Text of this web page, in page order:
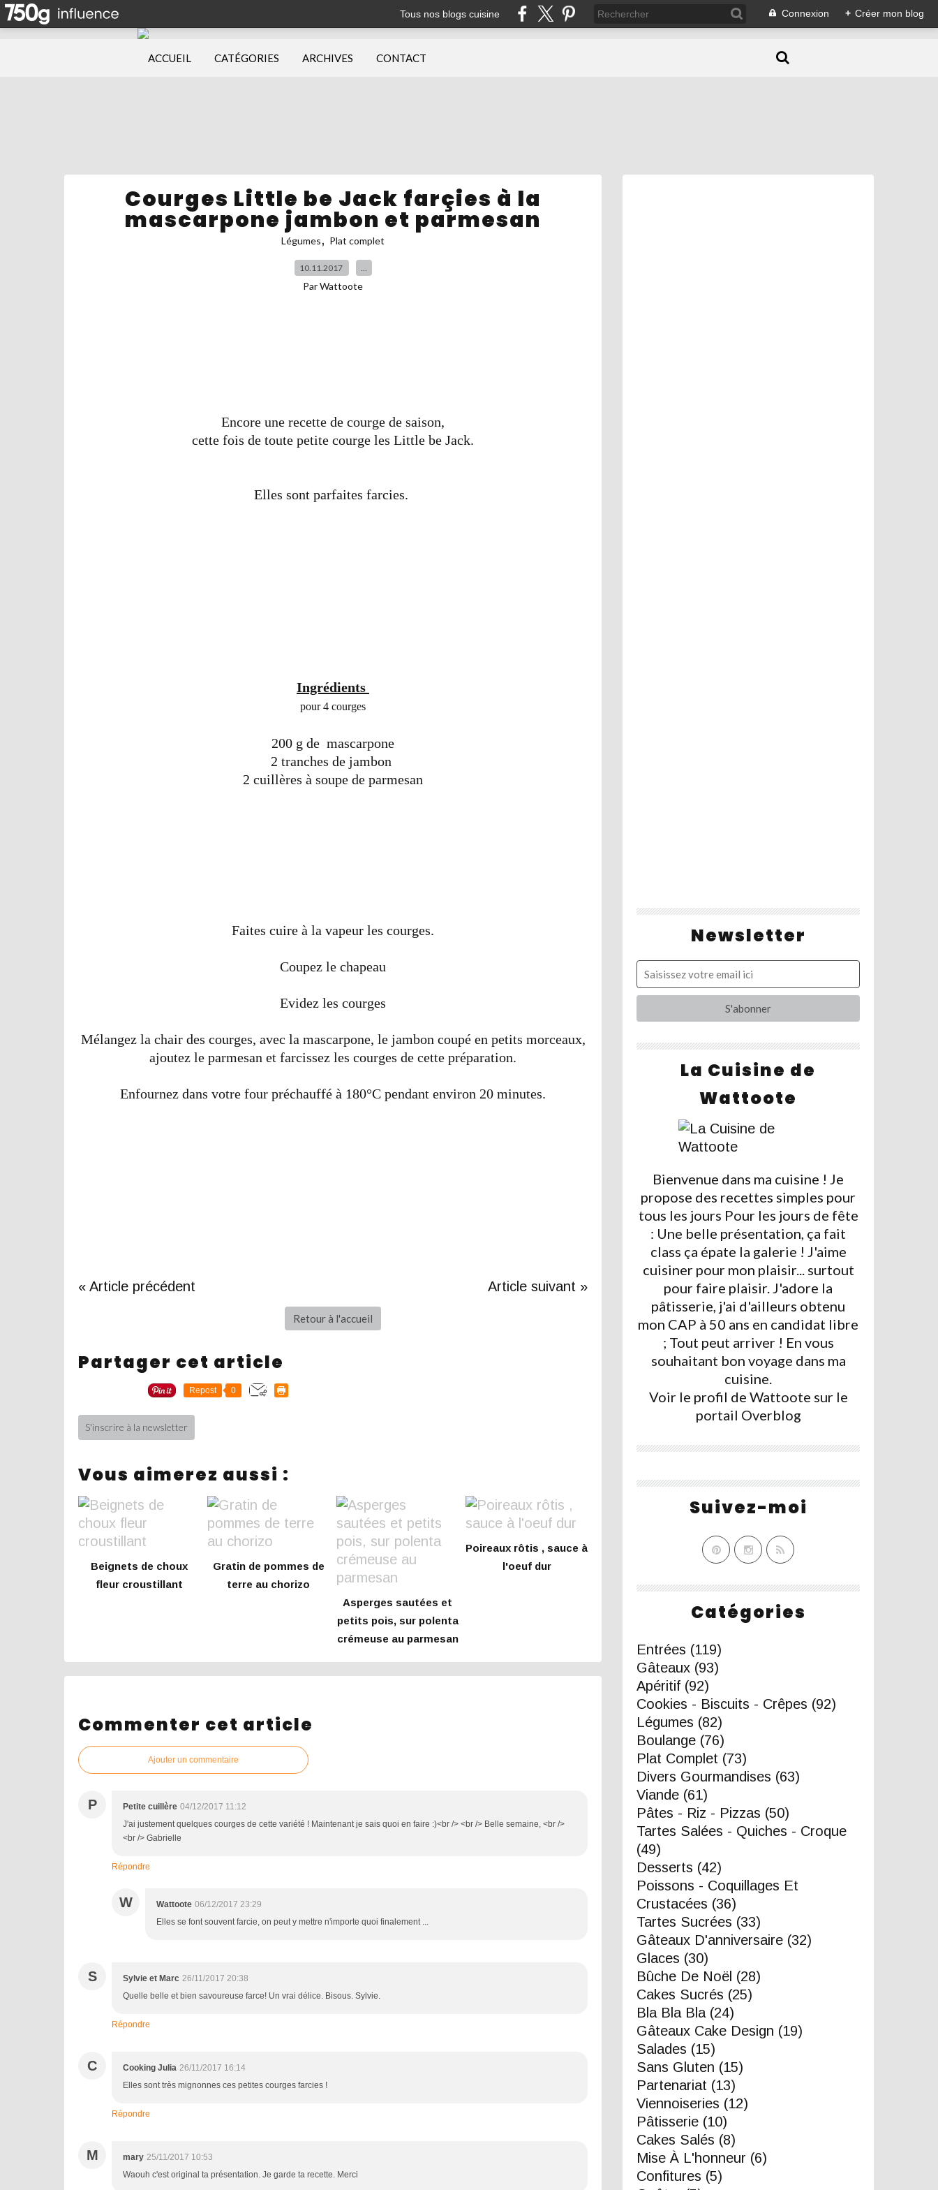
Tous nos blogs cuisine Connexion + Créer mon blog
ACCUEIL CATÉGORIES ARCHIVES CONTACT
Courges Little be Jack farçies à la
mascarpone jambon et parmesan
Légumes, Plat complet
10.11.2017 …
Par Wattoote
Encore une recette de courge de saison,
cette fois de toute petite courge les Little be Jack.
Elles sont parfaites farcies.
Ingrédients
pour 4 courges
200 g de mascarpone
2 tranches de jambon
2 cuillères à soupe de parmesan
Faites cuire à la vapeur les courges.
Coupez le chapeau
Evidez les courges
Mélangez la chair des courges, avec la mascarpone, le jambon coupé en petits morceaux,
ajoutez le parmesan et farcissez les courges de cette préparation.
Enfournez dans votre four préchauffé à 180°C pendant environ 20 minutes.
« Article précédent Article suivant »
Retour à l'accueil
Partager cet article
Repost 0
S'inscrire à la newsletter
Vous aimerez aussi :
Beignets de choux
fleur croustillant
Gratin de pommes de
terre au chorizo
Asperges sautées et
petits pois, sur polenta
crémeuse au parmesan
Poireaux rôtis , sauce à
l'oeuf dur
Commenter cet article
Ajouter un commentaire
P Petite cuillère 04/12/2017 11:12
J'ai justement quelques courges de cette variété ! Maintenant je sais quoi en faire :)<br /> <br /> Belle semaine, <br />
<br /> Gabrielle
Répondre
W Wattoote 06/12/2017 23:29
Elles se font souvent farcie, on peut y mettre n'importe quoi finalement ...
S Sylvie et Marc 26/11/2017 20:38
Quelle belle et bien savoureuse farce! Un vrai délice. Bisous. Sylvie.
Répondre
C Cooking Julia 26/11/2017 16:14
Elles sont très mignonnes ces petites courges farcies !
Répondre
M mary 25/11/2017 10:53
Waouh c'est original ta présentation. Je garde ta recette. Merci
Newsletter
Catégories
Entrées (119)
Gâteaux (93)
Apéritif (92)
Cookies - Biscuits - Crêpes (92)
Légumes (82)
Boulange (76)
Plat Complet (73)
Divers Gourmandises (63)
Viande (61)
Pâtes - Riz - Pizzas (50)
Tartes Salées - Quiches - Croque
(49)
Desserts (42)
Poissons - Coquillages Et
Crustacées (36)
Tartes Sucrées (33)
Gâteaux D'anniversaire (32)
Glaces (30)
Bûche De Noël (28)
Cakes Sucrés (25)
Bla Bla Bla(24)
Gâteaux Cake Design (19)
Salades (15)
Sans Gluten (15)
Partenariat (13)
Viennoiseries (12)
Pâtisserie (10)
Cakes Salés (8)
Mise À L'honneur (6)
Confitures (5)
La Cuisine de
Wattoote
Bienvenue dans ma cuisine ! Je
propose des recettes simples pour
tous les jours Pour les jours de fête
: Une belle présentation, ça fait
class ça épate la galerie ! J'aime
cuisiner pour mon plaisir... surtout
pour faire plaisir. J'adore la
pâtisserie, j'ai d'ailleurs obtenu
mon CAP à 50 ans en candidat libre
; Tout peut arriver ! En vous
souhaitant bon voyage dans ma
cuisine.
Voir le profil de Wattoote sur le
portail Overblog
Suivez-moi